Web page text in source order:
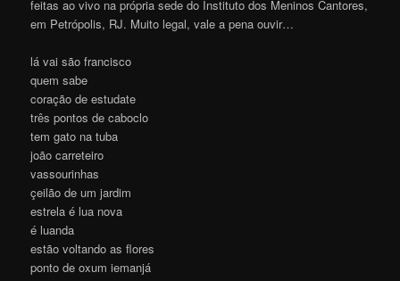
feitas ao vivo na própria sede do Instituto dos Meninos Cantores,
em Petrópolis, RJ. Muito legal, vale a pena ouvir…
lá vai são francisco
quem sabe
coração de estudate
três pontos de caboclo
tem gato na tuba
joão carreteiro
vassourinhas
çeilão de um jardim
estrela é lua nova
é luanda
estão voltando as flores
ponto de oxum iemanjá